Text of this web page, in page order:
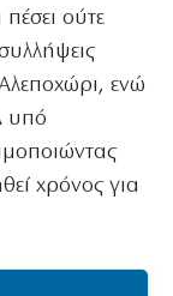
ούτε
ενώ
υπό
χρόνος για